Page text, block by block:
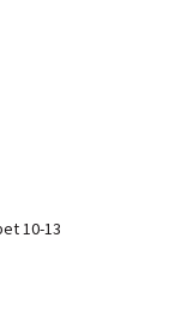
10-13